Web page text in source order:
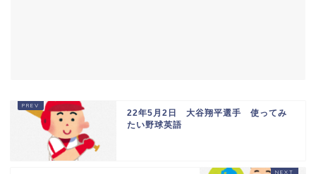
22年5月2日 大谷翔平選手 使ってみ
たい野球英語